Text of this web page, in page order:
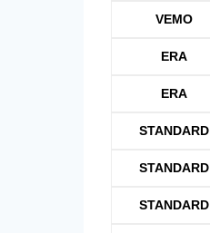
VEMO
ERA
ERA
STANDARD
STANDARD
STANDARD